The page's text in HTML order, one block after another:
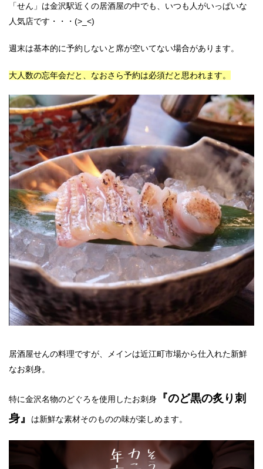
「せん」は金沢駅近くの居酒屋の中でも、いつも人がいっぱいな
人気店です・・・(>_<)
週末は基本的に予約しないと席が空いてない場合があります。
大人数の忘年会だと、なおさら予約は必須だと思われます。
居酒屋せんの料理ですが、メインは近江町市場から仕入れた新鮮
なお刺身。
特に金沢名物のどぐろを使用したお刺身
『のど黒の炙り刺
身』
は新鮮な素材そのものの味が楽しめます。